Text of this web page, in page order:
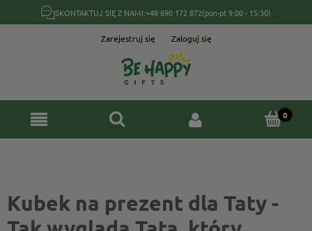
SKONTAKTUJ SIĘ Z NAMI:+48 690 172 872(pon-pt 9:00 - 15:30)
Zarejestruj się Zaloguj się
Kubek na prezent dla Taty -